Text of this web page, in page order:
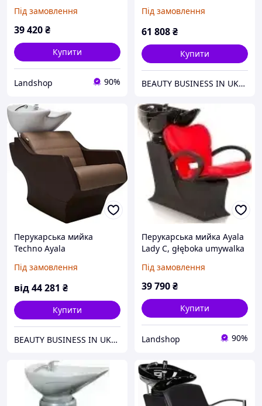
Під замовлення
39 420₴
Купити
Landshop 90%
Під замовлення
61 808₴
Купити
BEAUTY BUSINESS IN UKRAINE
Перукарська мийка
Techno Ayala
Під замовлення
від44 281 ₴
Купити
BEAUTY BUSINESS IN UKRAINE
Перукарська мийка Ayala
Lady C, głęboka umywalka
Під замовлення
39 790₴
Купити
Landshop 90%